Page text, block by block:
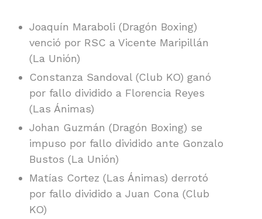
Joaquín Maraboli (Dragón Boxing)
venció por RSC a Vicente Maripillán
(La Unión)
Constanza Sandoval (Club KO) ganó
por fallo dividido a Florencia Reyes
(Las Ánimas)
Johan Guzmán (Dragón Boxing) se
impuso por fallo dividido ante Gonzalo
Bustos (La Unión)
Matías Cortez (Las Ánimas) derrotó
por fallo dividido a Juan Cona (Club
KO)